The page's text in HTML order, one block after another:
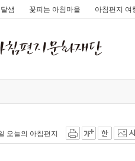
샘 꽃피는 아침마을 아침편지 여
오늘의 아침편지